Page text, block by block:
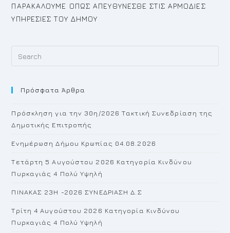
ΠΑΡΑΚΑΛΟΥΜΕ ΟΠΩΣ ΑΠΕΥΘΥΝΕΣΘΕ ΣΤΙΣ ΑΡΜΟΔΙΕΣ
ΥΠΗΡΕΣΙΕΣ ΤΟΥ ΔΗΜΟΥ
Πρόσφατα Άρθρα
Πρόσκληση για την 30η/2026 Τακτική Συνεδρίαση της
Δημοτικής Επιτροπής
Ενημέρωση Δήμου Κρωπίας 04.08.2026
Τετάρτη 5 Αυγούστου 2026 Κατηγορία Κινδύνου
Πυρκαγιάς 4 Πολύ Υψηλή
ΠΙΝΑΚΑΣ 23H -2026 ΣΥΝΕΔΡΙΑΣΗ Δ.Σ
Τρίτη 4 Αυγούστου 2026 Κατηγορία Κινδύνου
Πυρκαγιάς 4 Πολύ Υψηλή